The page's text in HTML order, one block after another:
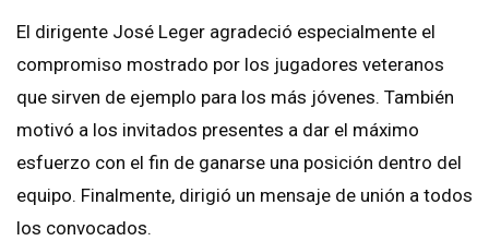
El dirigente José Leger agradeció especialmente el
compromiso mostrado por los jugadores veteranos
que sirven de ejemplo para los más jóvenes. También
motivó a los invitados presentes a dar el máximo
esfuerzo con el fin de ganarse una posición dentro del
equipo. Finalmente, dirigió un mensaje de unión a todos
los convocados.